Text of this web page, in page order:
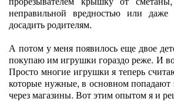
неправильной вредностью или
досадить родителям.
А потом у меня появилось еще двое
покупаю им игрушки гораздо реже. И
Просто многие игрушки я теперь
которые нужные, в основном
через магазины. Вот этим опытом я и